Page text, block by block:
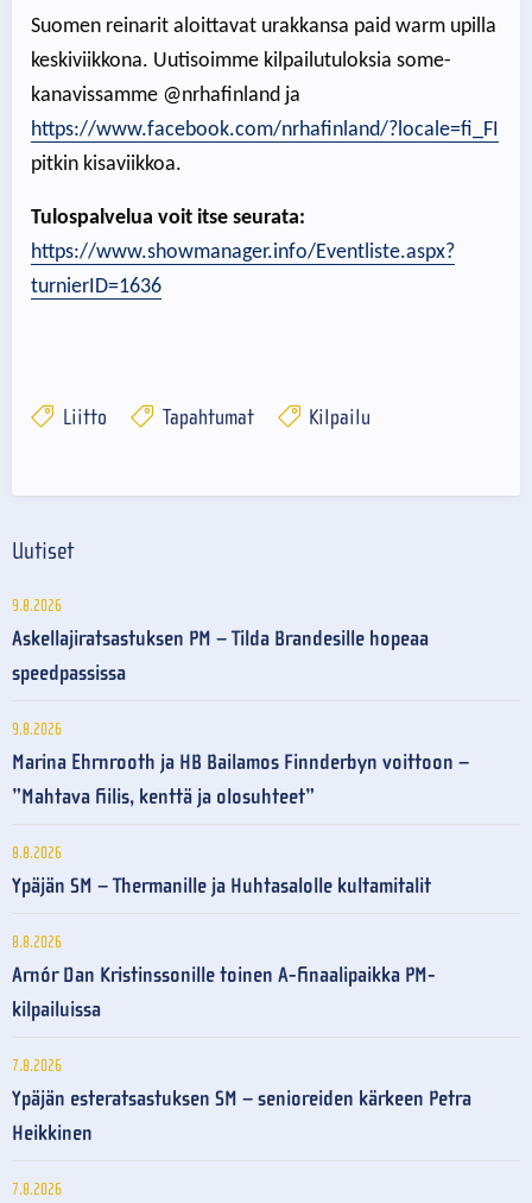
Suomen reinarit aloittavat urakkansa paid warm upilla
keskiviikkona. Uutisoimme kilpailutuloksia some-
kanavissamme @nrhafinland ja
https://www.facebook.com/nrhafinland/?locale=fi_FI
pitkin kisaviikkoa.
Tulospalvelua voit itse seurata:
https://www.showmanager.info/Eventliste.aspx?
turnierID=1636
Liitto Tapahtumat Kilpailu
Uutiset
9.8.2026
Askellajiratsastuksen PM – Tilda Brandesille hopeaa
speedpassissa
9.8.2026
Marina Ehrnrooth ja HB Bailamos Finnderbyn voittoon –
”Mahtava fiilis, kenttä ja olosuhteet”
8.8.2026
Ypäjän SM – Thermanille ja Huhtasalolle kultamitalit
8.8.2026
Arnór Dan Kristinssonille toinen A-finaalipaikka PM-
kilpailuissa
7.8.2026
Ypäjän esteratsastuksen SM – senioreiden kärkeen Petra
Heikkinen
7.8.2026